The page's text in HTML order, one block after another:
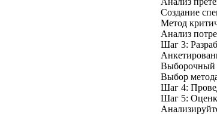
Создание
Метод
Анализ
Шаг 3:
Выборочный
Выбор
Шаг 4:
Шаг 5: